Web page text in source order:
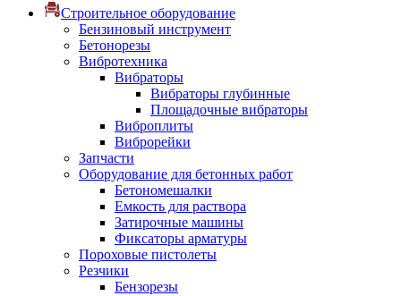
Строительное оборудование
Бензиновый инструмент
Бетонорезы
Вибротехника
Вибраторы
Вибраторы глубинные
Площадочные вибраторы
Виброплиты
Виброрейки
Запчасти
Оборудование для бетонных работ
Бетономешалки
Емкость для раствора
Затирочные машины
Фиксаторы арматуры
Пороховые пистолеты
Резчики
Бензорезы